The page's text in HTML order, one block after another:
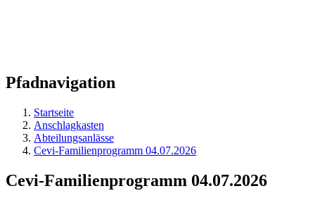
Pfadnavigation
Startseite
Anschlagkasten
Abteilungsanlässe
Cevi-Familienprogramm 04.07.2026
Cevi-Familienprogramm 04.07.2026